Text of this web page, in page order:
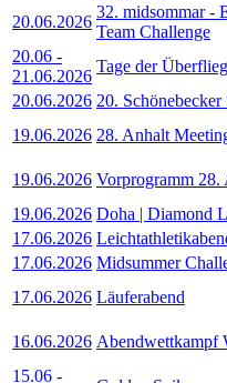
20.06.2026
32. midsommar -
Team Challenge
20.06 -
21.06.2026
Tage der
20.06.2026 20.
19.06.2026 28. Anhalt
19.06.2026 Vorprogramm
19.06.2026 Doha | Diamond
17.06.2026
17.06.2026 Midsummer
17.06.2026 Läuferabend
16.06.2026 Abendwettkampf
15.06 -